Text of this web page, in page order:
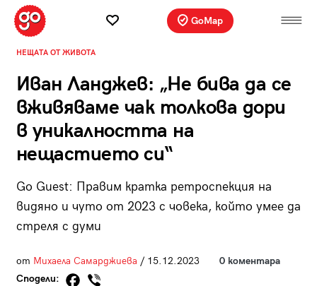
GoMap
НЕЩАТА ОТ ЖИВОТА
Иван Ланджев: „Не бива да се
вживяваме чак толкова дори
в уникалността на
нещастието си“
Go Guest: Правим кратка ретроспекция на
видяно и чуто от 2023 с човека, който умее да
стреля с думи
от Михаела Самарджиева / 15.12.2023
0 коментара
Сподели: